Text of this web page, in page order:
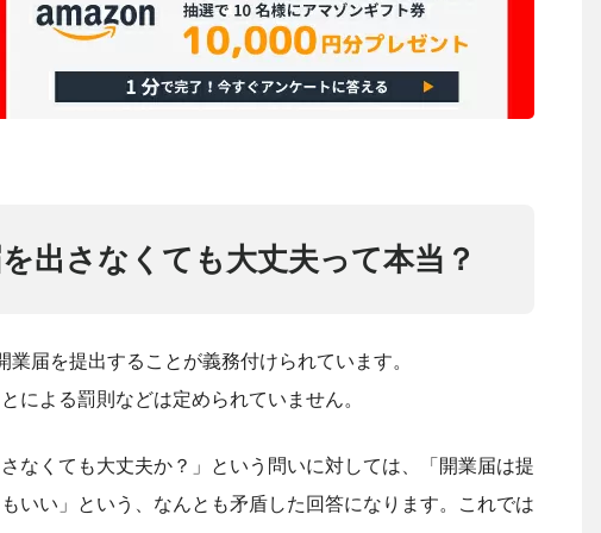
出さなくても大丈夫って本当？
届を提出することが義務付けられています。
による罰則などは定められていません。
なくても大丈夫か？」という問いに対しては、「開業届は提
いい」という、なんとも矛盾した回答になります。これでは